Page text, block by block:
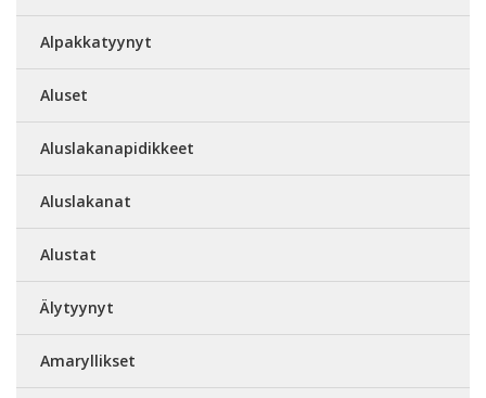
Alpakkatyynyt
Aluset
Aluslakanapidikkeet
Aluslakanat
Alustat
Älytyynyt
Amaryllikset